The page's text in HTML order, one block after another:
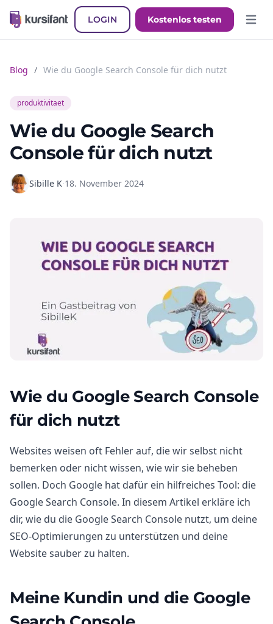
LOGIN Kostenlos testen
Blog / Wie du Google Search Console für dich nutzt
produktivitaet
Wie du Google Search
Console für dich nutzt
Sibille K·18. November 2024
Wie du Google Search Console
für dich nutzt
Websites weisen oft Fehler auf, die wir selbst nicht
bemerken oder nicht wissen, wie wir sie beheben
sollen. Doch Google hat dafür ein hilfreiches Tool: die
Google Search Console. In diesem Artikel erkläre ich
dir, wie du die Google Search Console nutzt, um deine
SEO-Optimierungen zu unterstützen und deine
Website sauber zu halten.
Meine Kundin und die Google